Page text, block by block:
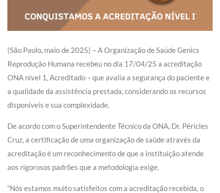
(São Paulo, maio de 2025) – A Organização de Saúde Genics
Reprodução Humana recebeu no dia 17/04/25 a acreditação
ONA nível 1, Acreditado – que avalia a segurança do paciente e
a qualidade da assistência prestada, considerando os recursos
disponíveis e sua complexidade.
De acordo com o Superintendente Técnico da ONA, Dr. Péricles
Cruz, a certificação de uma organização de saúde através da
acreditação é um reconhecimento de que a instituição atende
aos rigorosos padrões que a metodologia exige.
“Nós estamos muito satisfeitos com a acreditação recebida, o